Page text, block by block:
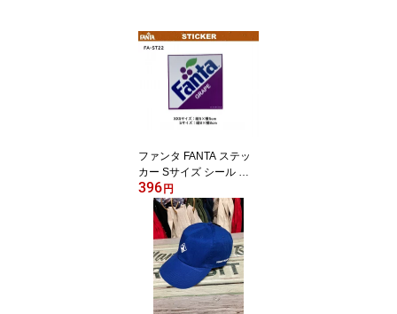
ファンタ FANTA ステッ
カー Sサイズ シール デ
カール 屋外 屋内 耐光 耐
水 昭和 レトロ なつかし
い FA-ST22 メール便対
396円